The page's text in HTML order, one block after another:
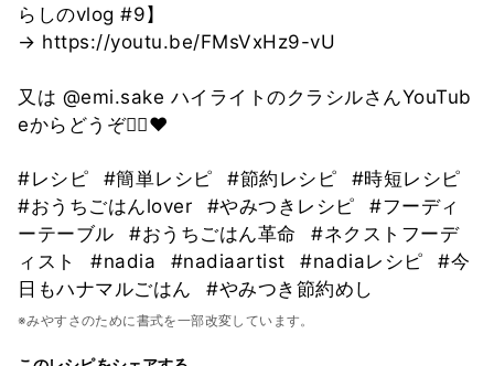
らしのvlog #9】
→ https://youtu.be/FMsVxHz9-vU
又は @emi.sake ハイライトのクラシルさんYouTub
eからどうぞ🙇‍♀️❤️
#レシピ #簡単レシピ #節約レシピ
#時短レシピ
#おうちごはんlover
#やみつきレシピ
#フーディ
ーテーブル
#おうちごはん革命
#ネクストフーデ
ィスト
#nadia #nadiaartist #nadiaレシピ
#今
日もハナマルごはん
#やみつき節約めし
※みやすさのために書式を一部改変しています。